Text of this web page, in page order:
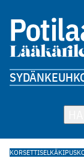
SYDÄN
KORSETTISELKÄKIPU